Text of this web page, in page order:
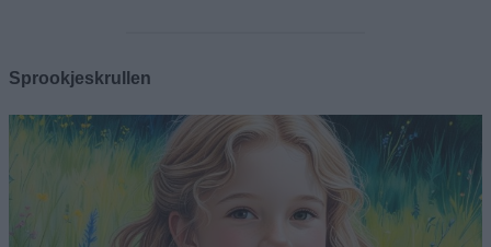
Sprookjeskrullen